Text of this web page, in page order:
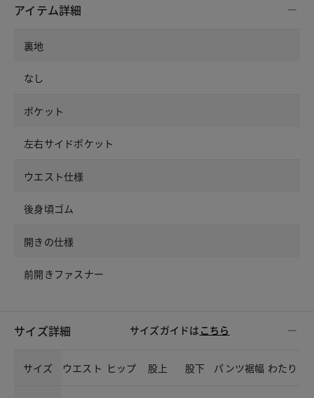
アイテム詳細
裏地
なし
ポケット
左右サイドポケット
ウエスト仕様
後身頃ゴム
開きの仕様
前開きファスナー
サイズ詳細 サイズガイドは こちら
サイズ ウエスト ヒップ 股上 股下 パンツ裾幅 わたり